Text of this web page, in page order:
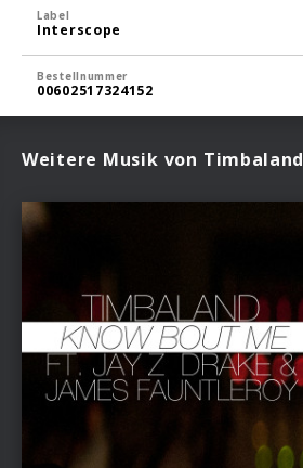
Label
Interscope
Bestellnummer
00602517324152
Weitere Musik von Timbaland